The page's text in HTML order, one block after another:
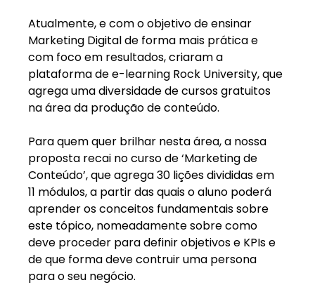
Atualmente, e com o objetivo de ensinar
Marketing Digital de forma mais prática e
com foco em resultados, criaram a
plataforma de e-learning Rock University, que
agrega uma diversidade de cursos gratuitos
na área da produção de conteúdo.
Para quem quer brilhar nesta área, a nossa
proposta recai no curso de ‘Marketing de
Conteúdo’, que agrega 30 lições divididas em
11 módulos, a partir das quais o aluno poderá
aprender os conceitos fundamentais sobre
este tópico, nomeadamente sobre como
deve proceder para definir objetivos e KPIs e
de que forma deve contruir uma persona
para o seu negócio.